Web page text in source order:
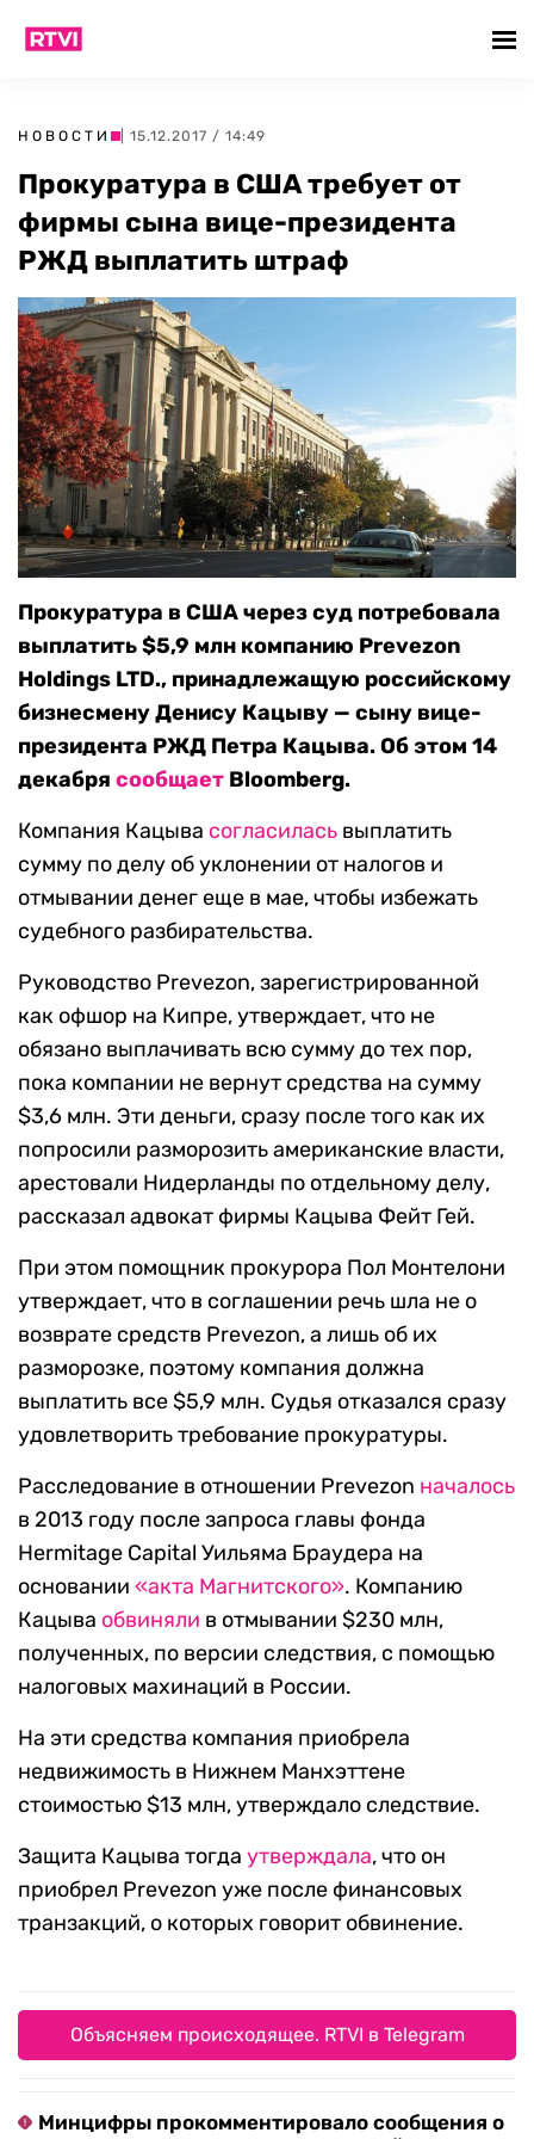
НОВОСТИ | 15.12.2017 / 14:49
Прокуратура в США требует от
фирмы сына вице-президента
РЖД выплатить штраф
Прокуратура в США через суд потребовала
выплатить $5,9 млн компанию Prevezon
Holdings LTD., принадлежащую российскому
бизнесмену Денису Кацыву — сыну вице-
президента РЖД Петра Кацыва. Об этом 14
декабря сообщает Bloomberg.
Компания Кацыва согласилась выплатить
сумму по делу об уклонении от налогов и
отмывании денег еще в мае, чтобы избежать
судебного разбирательства.
Руководство Prevezon, зарегистрированной
как офшор на Кипре, утверждает, что не
обязано выплачивать всю сумму до тех пор,
пока компании не вернут средства на сумму
$3,6 млн. Эти деньги, сразу после того как их
попросили разморозить американские власти,
арестовали Нидерланды по отдельному делу,
рассказал адвокат фирмы Кацыва Фейт Гей.
При этом помощник прокурора Пол Монтелони
утверждает, что в соглашении речь шла не о
возврате средств Prevezon, а лишь об их
разморозке, поэтому компания должна
выплатить все $5,9 млн. Судья отказался сразу
удовлетворить требование прокуратуры.
Расследование в отношении Prevezon началось
в 2013 году после запроса главы фонда
Hermitage Capital Уильяма Браудера на
основании «акта Магнитского». Компанию
Кацыва обвиняли в отмывании $230 млн,
полученных, по версии следствия, с помощью
налоговых махинаций в России.
На эти средства компания приобрела
недвижимость в Нижнем Манхэттене
стоимостью $13 млн, утверждало следствие.
Защита Кацыва тогда утверждала, что он
приобрел Prevezon уже после финансовых
транзакций, о которых говорит обвинение.
Объясняем происходящее. RTVI в Telegram
Минцифры прокомментировало сообщения о